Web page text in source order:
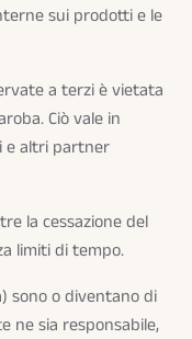
sui prodotti e le
a terzi è vietata
Ciò vale in
e altri partner
la cessazione del
limiti di tempo.
sono o diventano di
ne sia responsabile,